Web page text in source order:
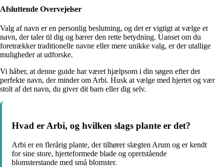
Afsluttende Overvejelser
Valg af navn er en personlig beslutning, og det er vigtigt at vælge et
navn, der taler til dig og bærer den rette betydning. Uanset om du
foretrækker traditionelle navne eller mere unikke valg, er der utallige
muligheder at udforske.
Vi håber, at denne guide har været hjælpsom i din søgen efter det
perfekte navn, der minder om Arbi. Husk at vælge med hjertet og vær
stolt af det navn, du giver dit barn eller dig selv.
Hvad er Arbi, og hvilken slags plante er det?
Arbi er en flerårig plante, der tilhører slægten Arum og er kendt
for sine store, hjerteformede blade og opretstående
blomsterstande med små blomster.